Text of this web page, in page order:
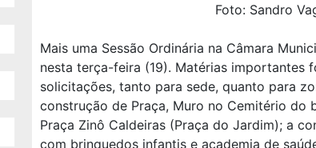
Foto: Sandro
Mais uma Sessão Ordinária na Câmara
nesta terça-feira (19). Matérias importantes
solicitações, tanto para sede, quanto para
construção de Praça, Muro no Cemitério do
Praça Zinô Caldeiras (Praça do Jardim); a
com brinquedos infantis e academia de